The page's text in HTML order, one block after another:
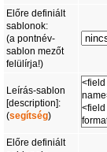
Előre definiált
sablonok:
(a pontnév-
sablon mezőt
felülírja!)
Leírás-sablon
[description]:
(segítség)
Előre definiált